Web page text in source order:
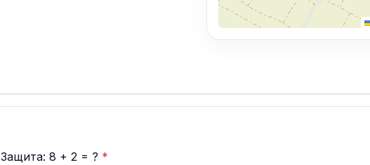
Защита: 8 + 2 = ? *